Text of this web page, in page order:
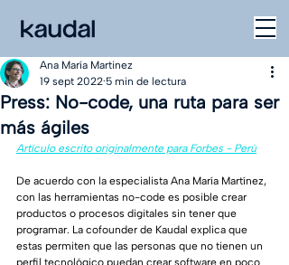
Press: No-code, una ruta para ser
más ágiles
Ana María Martinez
19 sept 2022 5 min de lectura
Artículo escrito originalmente para Forbes - Perú
De acuerdo con la especialista Ana María Martínez,
con las herramientas no-code es posible crear
productos o procesos digitales sin tener que
programar. La cofounder de Kaudal explica que
estas permiten que las personas que no tienen un
perfil tecnológico puedan crear software en poco